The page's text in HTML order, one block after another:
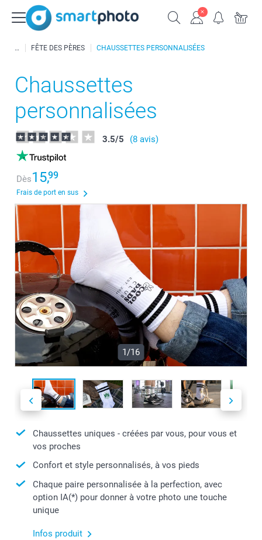
FÊTE DES PÈRES CHAUSSETTES PERSONNALISÉES
Chaussettes
personnalisées
3.5/5 (8 avis)
Dès15,99
Frais de port en sus
1/16
Chaussettes uniques - créées par vous, pour vous et
vos proches
Confort et style personnalisés, à vos pieds
Chaque paire personnalisée à la perfection, avec
option IA(*) pour donner à votre photo une touche
unique
Infos produit